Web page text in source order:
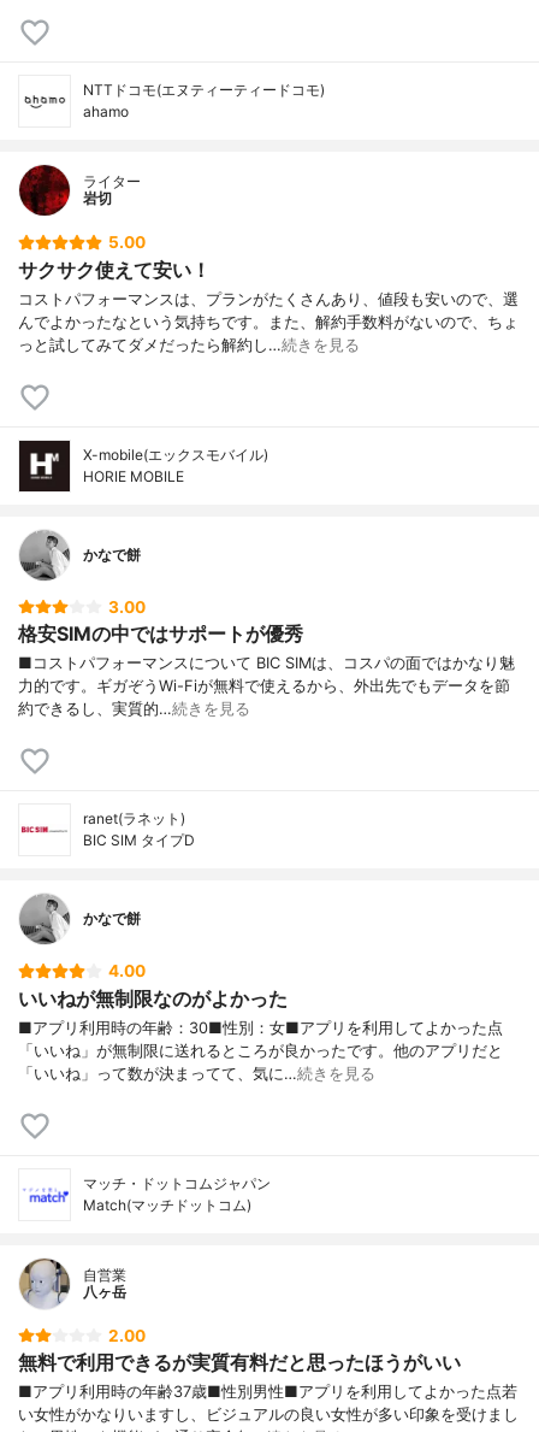
NTTドコモ(エヌティーティードコモ)
ahamo
ライター
岩切
5.00
サクサク使えて安い！
コストパフォーマンスは、プランがたくさんあり、値段も安いので、選
んでよかったなという気持ちです。また、解約手数料がないので、ちょ
っと試してみてダメだったら解約し…続きを見る
X-mobile(エックスモバイル)
HORIE MOBILE
かなで餅
3.00
格安SIMの中ではサポートが優秀
■コストパフォーマンスについて BIC SIMは、コスパの面ではかなり魅
力的です。ギガぞうWi-Fiが無料で使えるから、外出先でもデータを節
約できるし、実質的…続きを見る
ranet(ラネット)
BIC SIM タイプD
かなで餅
4.00
いいねが無制限なのがよかった
■アプリ利用時の年齢：30■性別：女■アプリを利用してよかった点
「いいね」が無制限に送れるところが良かったです。他のアプリだと
「いいね」って数が決まってて、気に…続きを見る
マッチ・ドットコムジャパン
Match(マッチドットコム)
自営業
八ヶ岳
2.00
無料で利用できるが実質有料だと思ったほうがいい
■アプリ利用時の年齢37歳■性別男性■アプリを利用してよかった点若
い女性がかなりいますし、ビジュアルの良い女性が多い印象を受けまし